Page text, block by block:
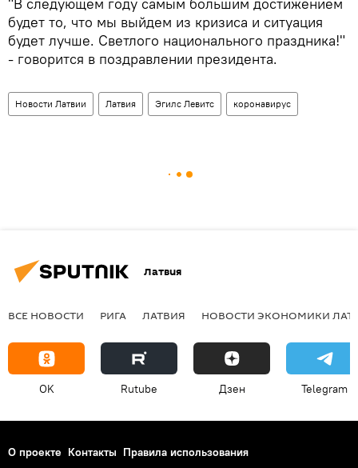
"В следующем году самым большим достижением
будет то, что мы выйдем из кризиса и ситуация
будет лучше. Светлого национального праздника!"
- говорится в поздравлении президента.
Новости Латвии Латвия Эгилс Левитс коронавирус
Латвия
ВСЕ НОВОСТИ РИГА ЛАТВИЯ НОВОСТИ ЭКОНОМИКИ
OK Rutube Дзен Telegram
О проекте Контакты Правила использования